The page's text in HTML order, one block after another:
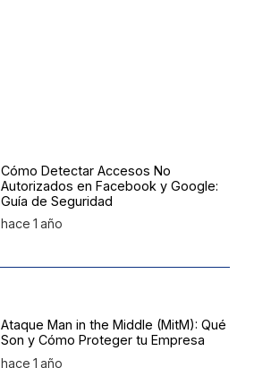
Cómo Detectar Accesos No
Autorizados en Facebook y Google:
Guía de Seguridad
hace 1 año
Ataque Man in the Middle (MitM): Qué
Son y Cómo Proteger tu Empresa
hace 1 año